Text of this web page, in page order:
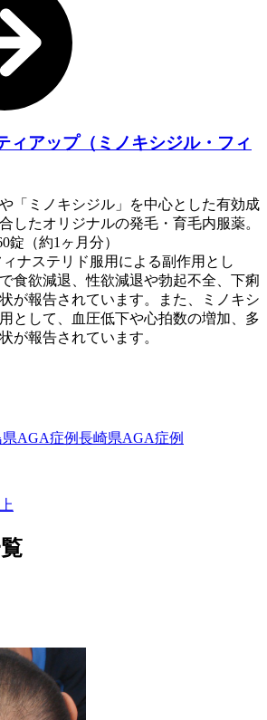
ィアップ（ミノキシジル・フィ
「ミノキシジル」を中心とした有効成
したオリジナルの発毛・育毛内服薬。
錠（約1ヶ月分）
ィナステリド服用による副作用とし
食欲減退、性欲減退や勃起不全、下痢
が報告されています。また、ミノキシ
として、血圧低下や心拍数の増加、多
が報告されています。
県AGA症例長崎県AGA症例